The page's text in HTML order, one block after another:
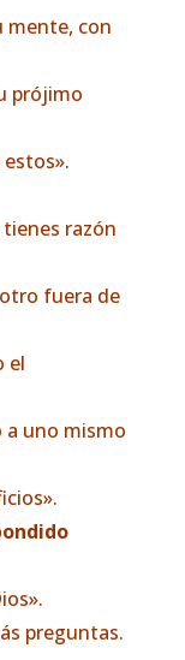
mente, con
prójimo
razón
fuera de
el
a uno mismo
preguntas.